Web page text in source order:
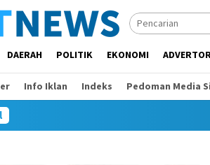
DAERAH POLITIK EKONOMI
Info Iklan Indeks Pedoman Media